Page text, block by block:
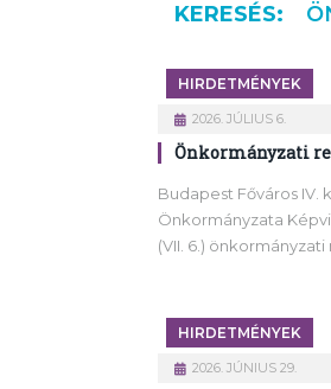
KERESÉS:
HIRDETMÉNYEK
2026. JÚLIUS 6.
Önkormányzati
Budapest Főváros IV.
Önkormányzata
(VII. 6.)
HIRDETMÉNYEK
2026. JÚNIUS 29.